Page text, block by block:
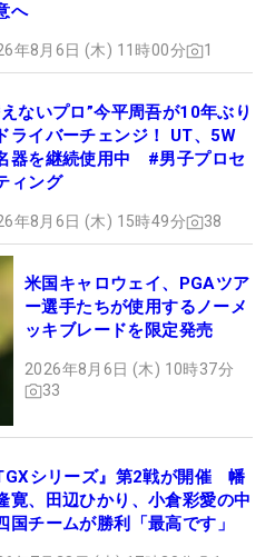
へ
年8月6日 (木) 11時00分 1
えないプロ”今平周吾が10年ぶり
ライバーチェンジ！ UT、5W
器を継続使用中 #男子プロセ
ィング
年8月6日 (木) 15時49分 38
米国キャロウェイ、PGAツア
ー選手たちが使用するノーメ
ッキブレードを限定発売
2026年8月6日 (木) 10時37分
33
TGXシリーズ』第2戦が開催 幡
寛、田辺ひかり、小倉彩愛の中
国チームが勝利「最高です」